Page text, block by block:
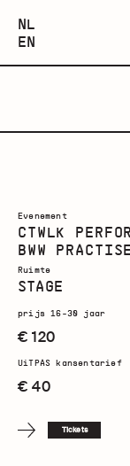
NEDERLANDS
NL
ENGLISH
EN
Evenement
CTWLK
BWW PRACTISE
Ruimte
STAGE
prijs 16-30 jaar
€ 120
UiTPAS kansentarief
€ 40
Tickets